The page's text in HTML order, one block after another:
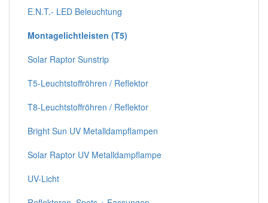
E.N.T.- LED Beleuchtung
Montagelichtleisten (T5)
Solar Raptor Sunstrip
T5-Leuchtstoffröhren / Reflektor
T8-Leuchtstoffröhren / Reflektor
Bright Sun UV Metalldampflampen
Solar Raptor UV Metalldampflampe
UV-Licht